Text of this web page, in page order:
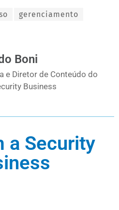
gerenciamento
Boni
e Diretor de Conteúdo do
Business
a Security